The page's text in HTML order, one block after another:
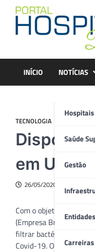
content
INÍCIO NOTÍCIAS
Hospitais
Saúde
Gestão
Carreiras
TECNOLOGIA
em UTIs
26/05/2020
Com o objetivo de
(Empresa Brasileira de
filtrar bactérias e vírus
Covid-19. O projeto é